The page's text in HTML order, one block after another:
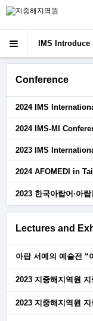
IMS Introduce
Conference
2024 IMS
2024 IMS-MI
2023 IMS
2024 AFOMEDI in
2023 한국아랍어·아
Lectures and
아랍 서예의 예술전
2023 지중해지역원
2023 지중해지역원